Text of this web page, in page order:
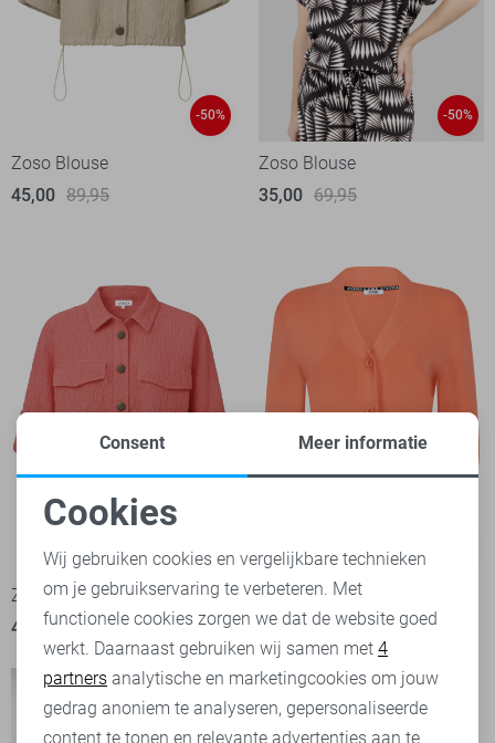
-50%
Zoso Blouse
45,00 89,95
-50%
Zoso Blouse
35,00 69,95
Zoso Blouse
45,00 89,95
Zoso Vest
40,00
79,95
Noodzakelijke cookies
Personalisatie cookies
Analytische cookies
Marketing cookies
Consent Meer informatie
Cookies
Wij gebruiken cookies en vergelijkbare technieken
om je gebruikservaring te verbeteren. Met
functionele cookies zorgen we dat de website goed
werkt. Daarnaast gebruiken wij samen met 4
partners analytische en marketingcookies om jouw
gedrag anoniem te analyseren, gepersonaliseerde
content te tonen en relevante advertenties aan te